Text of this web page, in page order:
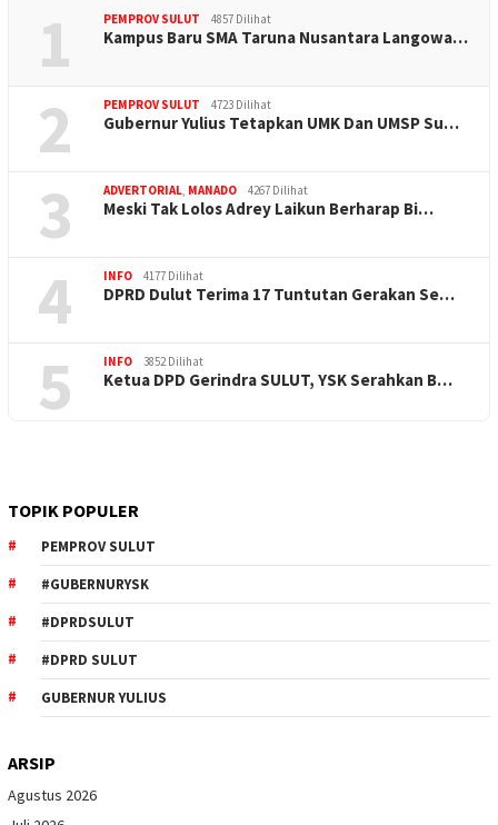
1 PEMPROV SULUT 4857 Dilihat
Kampus Baru SMA Taruna Nusantara Langowa…
2 PEMPROV SULUT 4723 Dilihat
Gubernur Yulius Tetapkan UMK Dan UMSP Su…
3 ADVERTORIAL, MANADO 4267 Dilihat
Meski Tak Lolos Adrey Laikun Berharap Bi…
4 INFO 4177 Dilihat
DPRD Dulut Terima 17 Tuntutan Gerakan Se…
5 INFO 3852 Dilihat
Ketua DPD Gerindra SULUT, YSK Serahkan B…
TOPIK POPULER
PEMPROV SULUT
#GUBERNURYSK
#DPRDSULUT
#DPRD SULUT
GUBERNUR YULIUS
ARSIP
Agustus 2026